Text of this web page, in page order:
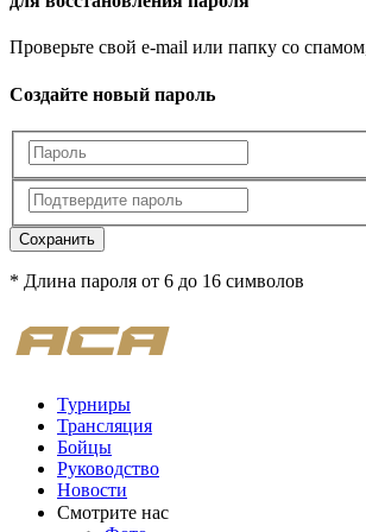
Проверьте свой e-mail или папку со
Создайте новый пароль
Сохранить
* Длина пароля от 6 до 16 символов
Турниры
Трансляция
Бойцы
Руководство
Новости
Смотрите нас